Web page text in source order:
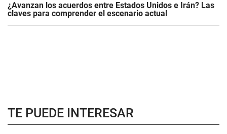
¿Avanzan los acuerdos entre Estados Unidos e Irán? Las
claves para comprender el escenario actual
TE PUEDE INTERESAR